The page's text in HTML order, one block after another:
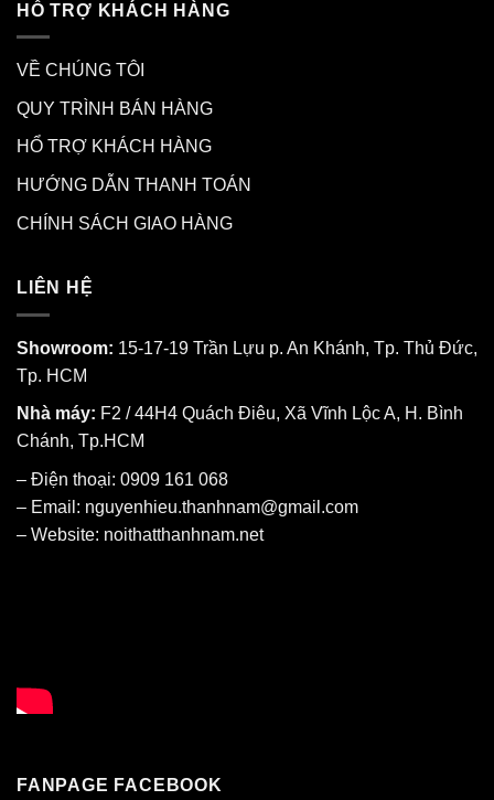
HỖ TRỢ KHÁCH HÀNG
VỀ CHÚNG TÔI
QUY TRÌNH BÁN HÀNG
HỔ TRỢ KHÁCH HÀNG
HƯỚNG DẪN THANH TOÁN
CHÍNH SÁCH GIAO HÀNG
LIÊN HỆ
Showroom: 15-17-19 Trần Lựu p. An Khánh, Tp. Thủ Đức,
Tp. HCM
Nhà máy: F2 / 44H4 Quách Điêu, Xã Vĩnh Lộc A, H. Bình
Chánh, Tp.HCM
– Điện thoại: 0909 161 068
– Email: nguyenhieu.thanhnam@gmail.com
– Website: noithatthanhnam.net
FANPAGE FACEBOOK